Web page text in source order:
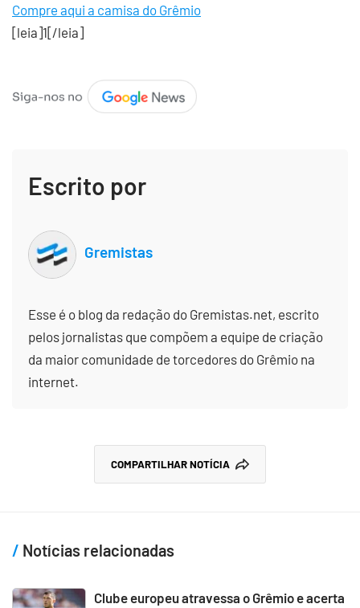
Compre aqui a camisa do Grêmio
[leia]1[/leia]
Escrito por
Gremistas
Esse é o blog da redação do Gremistas.net, escrito
pelos jornalistas que compõem a equipe de criação
da maior comunidade de torcedores do Grêmio na
internet.
COMPARTILHAR NOTÍCIA
Notícias relacionadas
Clube europeu atravessa o Grêmio e acerta